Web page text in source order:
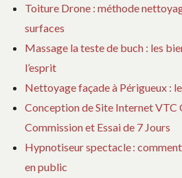
Toiture Drone : méthode
surfaces
Massage la teste de buch : les
l’esprit
Nettoyage façade à Périgueux :
Conception de Site Internet VTC
Commission et Essai de 7 Jours
Hypnotiseur spectacle :
en public